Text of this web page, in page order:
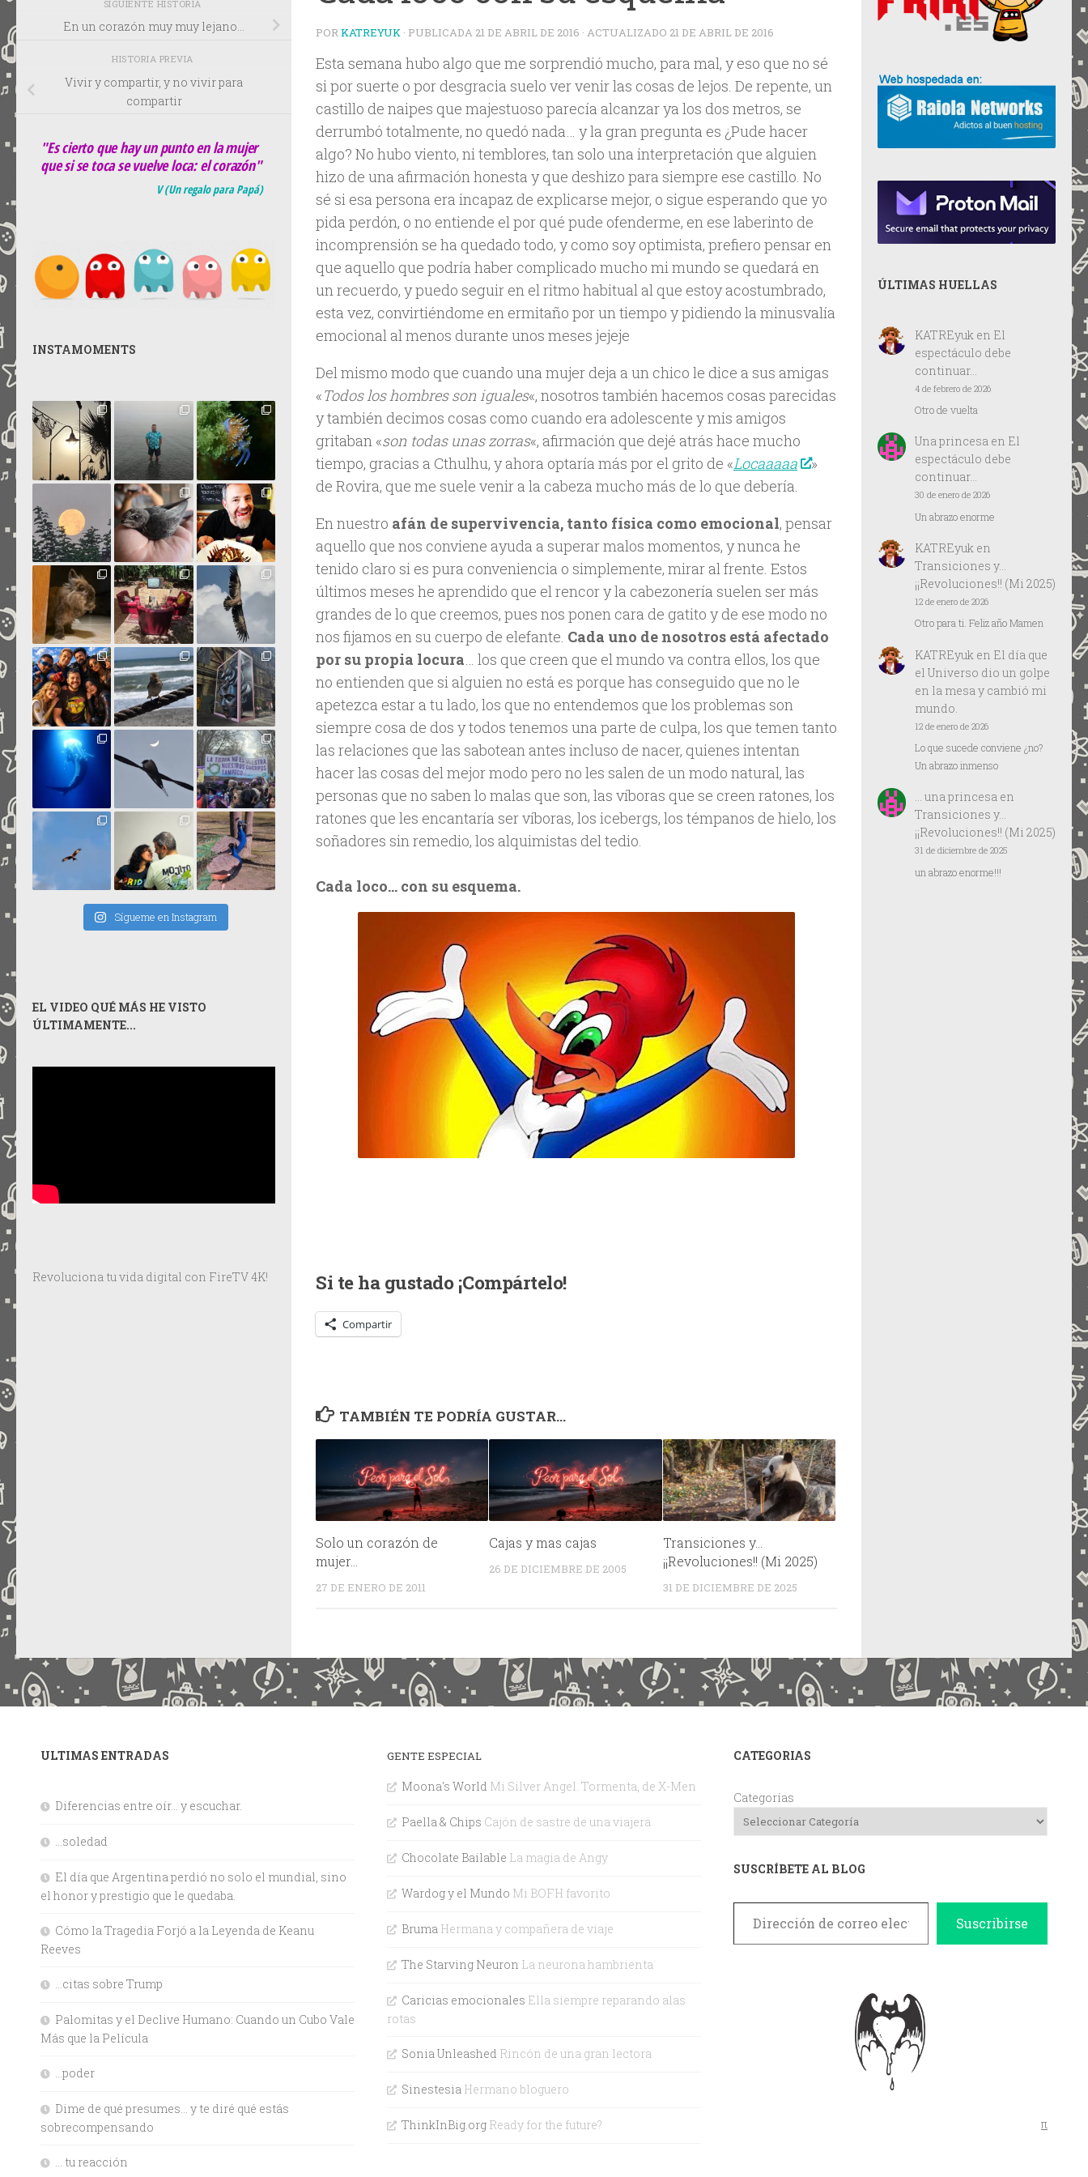
POR KATREYUK · PUBLICADA 21 DE ABRIL DE 2016 · ACTUALIZADO 21 DE ABRIL DE 2016
Esta semana hubo algo que me sorprendió mucho, para mal, y eso que no sé
si por suerte o por desgracia suelo ver venir las cosas de lejos. De repente, un
castillo de naipes que majestuoso parecía alcanzar ya los dos metros, se
derrumbó totalmente, no quedó nada… y la gran pregunta es ¿Pude hacer
algo? No hubo viento, ni temblores, tan solo una interpretación que alguien
hizo de una afirmación honesta y que deshizo para siempre ese castillo. No
sé si esa persona era incapaz de explicarse mejor, o sigue esperando que yo
pida perdón, o no entiende el por qué pude ofenderme, en ese laberinto de
incomprensión se ha quedado todo, y como soy optimista, prefiero pensar en
que aquello que podría haber complicado mucho mi mundo se quedará en
un recuerdo, y puedo seguir en el ritmo habitual al que estoy acostumbrado,
esta vez, convirtiéndome en ermitaño por un tiempo y pidiendo la minusvalía
emocional al menos durante unos meses jejeje
Del mismo modo que cuando una mujer deja a un chico le dice a sus amigas
«Todos los hombres son iguales«, nosotros también hacemos cosas parecidas
y también decimos cosas como cuando era adolescente y mis amigos
gritaban «son todas unas zorras«, afirmación que dejé atrás hace mucho
tiempo, gracias a Cthulhu, y ahora optaría más por el grito de «Locaaaaa
»
de Rovira, que me suele venir a la cabeza mucho más de lo que debería.
En nuestro afán de supervivencia, tanto física como emocional, pensar
aquello que nos conviene ayuda a superar malos momentos, y nunca he
tenido claro si es pura conveniencia o simplemente, mirar al frente. Estos
últimos meses he aprendido que el rencor y la cabezonería suelen ser más
grandes de lo que creemos, pues nos ponen cara de gatito y de ese modo no
nos fijamos en su cuerpo de elefante. Cada uno de nosotros está afectado
por su propia locura … los que creen que el mundo va contra ellos, los que
no entienden que si alguien no está es porque has conseguido que no le
apetezca estar a tu lado, los que no entendemos que los problemas son
siempre cosa de dos y todos tenemos una parte de culpa, los que temen tanto
las relaciones que las sabotean antes incluso de nacer, quienes intentan
hacer las cosas del mejor modo pero no les salen de un modo natural, las
personas que no saben lo malas que son, las víboras que se creen ratones, los
ratones que les encantaría ser víboras, los icebergs, los témpanos de hielo, los
soñadores sin remedio, los alquimistas del tedio.
Cada loco… con su esquema.
Si te ha gustado ¡Compártelo!
Compartir
TAMBIÉN TE PODRÍA GUSTAR...
Solo un corazón de
mujer…
27 DE ENERO DE 2011
Cajas y mas cajas
26 DE DICIEMBRE DE 2005
Transiciones y…
¡¡Revoluciones!! (Mi 2025)
31 DE DICIEMBRE DE 2025
SIGUIENTE HISTORIA
En un corazón muy muy lejano…
HISTORIA PREVIA
Vivir y compartir, y no vivir para
compartir
"Es cierto que hay un punto en la mujer
que si se toca se vuelve loca: el corazón"
V (Un regalo para Papá)
INSTAMOMENTS
Sígueme en Instagram
EL VIDEO QUÉ MÁS HE VISTO
ÚLTIMAMENTE...
Revoluciona tu vida digital con FireTV 4K!
ÚLTIMAS HUELLAS
KATREyuk en El
espectáculo debe
continuar…
4 de febrero de 2026
Otro de vuelta
Una princesaen El
espectáculo debe
continuar…
30 de enero de 2026
Un abrazo enorme
KATREyuken
Transiciones y…
¡¡Revoluciones!! (Mi 2025)
12 de enero de 2026
Otro para ti. Feliz año Mamen
KATREyuk en El día que
el Universo dio un golpe
en la mesa y cambió mi
mundo.
12 de enero de 2026
Lo que sucede conviene ¿no?
Un abrazo inmenso
… una princesaen
Transiciones y…
¡¡Revoluciones!! (Mi 2025)
31 de diciembre de 2025
un abrazo enorme!!!
ULTIMAS ENTRADAS
Diferencias entre oír… y escuchar.
…soledad
El día que Argentina perdió no solo el mundial, sino
el honor y prestigio que le quedaba.
Cómo la Tragedia Forjó a la Leyenda de Keanu
Reeves
…citas sobre Trump
Palomitas y el Declive Humano: Cuando un Cubo Vale
Más que la Película
…poder
Dime de qué presumes… y te diré qué estás
sobrecompensando
… tu reacción
GENTE ESPECIAL
Moona's World Mi Silver Angel. Tormenta, de X-Men
Paella & Chips Cajón de sastre de una viajera
Chocolate Bailable La magia de Angy
Wardog y el Mundo Mi BOFH favorito
Bruma Hermana y compañera de viaje
The Starving Neuron La neurona hambrienta
Caricias emocionales Ella siempre reparando alas
rotas
Sonia Unleashed Rincón de una gran lectora
Sinestesia Hermano bloguero
ThinkInBig.orgReady for the future?
CATEGORIAS
Categorías
SUSCRÍBETE AL BLOG
Dirección de correo electrónico
Suscribirse
π